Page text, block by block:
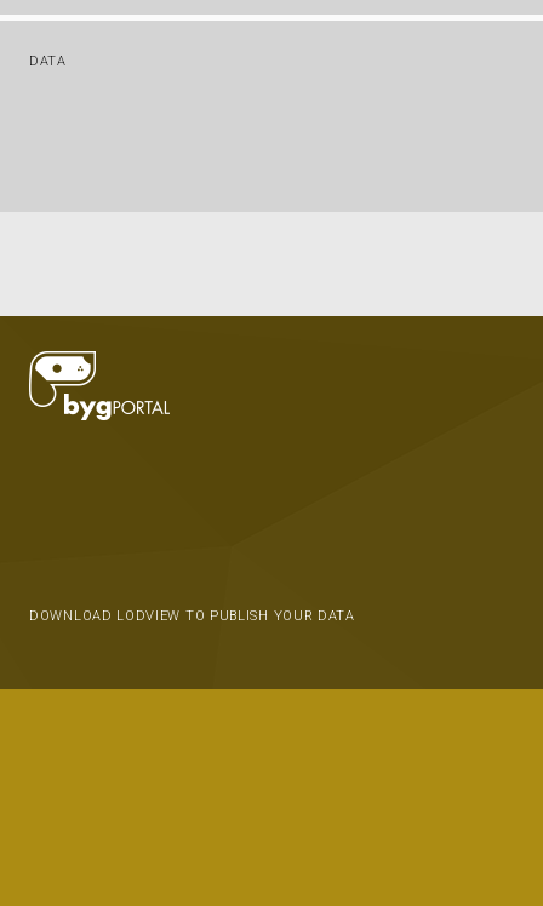
DATA
DOWNLOAD LODVIEW TO PUBLISH YOUR DATA